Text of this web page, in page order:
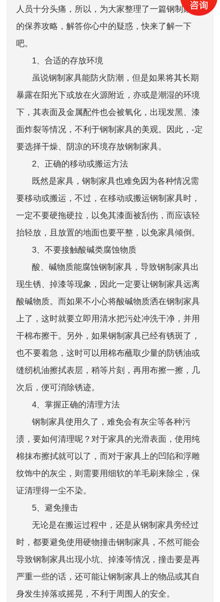
人员十分头痛，所以，为大家整理了一篇钢制家具
的保养攻略，解答你心中的疑惑，快来了解一下
吧。
1、合适的存放环境
虽说钢制家具能防火防潮，但是如果将其长期
暴露在阳光下或放在火源附近，亦或是潮湿的环境
下，其表面及金属配件也会被氧化，出现发黑、漆
面炸裂等情况，不利于钢制家具的美观。因此，-定
要选择干燥、阴凉的环境存放钢制家具。
2、正确的移动或搬运方法
既然是家具，钢制家具也难免因为各种情况需
要移动或搬运，不过，在移动或搬运钢制家具时，
一定不要硬拖硬拉，以免其漆面被刮伤，而应该轻
抬轻放，且放置的地面也要平整，以免家具倾倒。
3、不要接触酸碱类腐蚀物质
酸、碱物质能腐蚀钢制家具，导致钢制家具出
现生锈、掉漆等现象，因此一定要让钢制家具远离
酸碱物质。而如果不小心将酸碱物质洒在钢制家具
上了，这时就要立即用清水把污处冲洗干净，并用
干棉布擦干。另外，如果钢制家具已经有锈斑了，
也不要着急，这时可以用棉布蘸取少量的防锈油或
缝纫机油擦拭表层，稍等片刻，再用布擦一擦，几
次后，便可消除锈迹。
4、掌握正确的清理方法
钢制家具使用久了，难免会有灰尘等各种污
渍，要如何清理呢？对于家具的光滑表面，使用纯
棉抹布擦拭就可以了，而对于家具上的凹陷和浮雕
纹饰中的灰尘，则需要用细软的羊毛刷来除尘，保
证清理得一尘不染。
5、避免撞击
无论是在搬运过程中，还是从钢制家具旁经过
时，都要避免使用硬物撞击钢制家具，不然可能会
导致钢制家具出现小坑、掉漆等情况，撞击要是再
严重一些的话，还可能让钢制家具上的物品或其自
身发生掉落或摇晃，不利于周围人的安全。